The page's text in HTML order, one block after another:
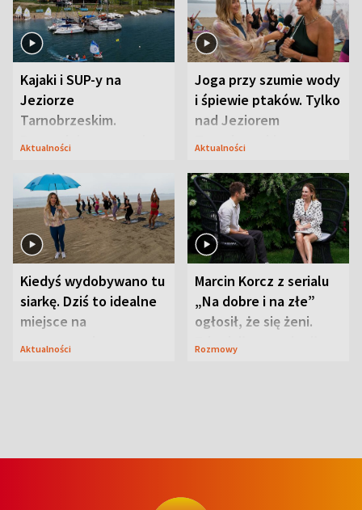
Kajaki i SUP-y na
Jeziorze
Tarnobrzeskim.
Przyrodnicy zwracają
Aktualności
Joga przy szumie wody
i śpiewie ptaków. Tylko
nad Jeziorem
Tarnobrzeskim
Aktualności
Kiedyś wydobywano tu
siarkę. Dziś to idealne
miejsce na
wypoczynek
Aktualności
Marcin Korcz z serialu
„Na dobre i na złe”
ogłosił, że się żeni.
Zdradził, co zmienił
Rozmowy